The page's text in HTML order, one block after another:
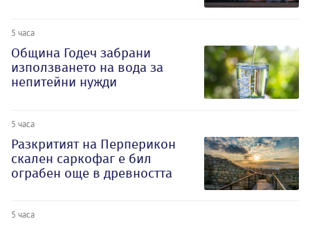
5 часа
Община Годеч забрани
използването на вода за
непитейни нужди
5 часа
Разкритият на Перперикон
скален саркофаг е бил
ограбен още в древността
5 часа